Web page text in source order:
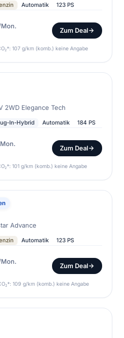
Automatik 123 PS
Zum Deal
107 g/km (komb.) keine Angabe
2WD Elegance Tech
In-Hybrid Automatik 184 PS
Zum Deal
101 g/km (komb.) keine Angabe
Advance
Automatik 123 PS
Zum Deal
109 g/km (komb.) keine Angabe